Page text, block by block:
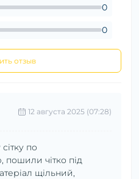
0
0
отзыв
12 августа 2025 (07:28)
по
пошили чітко під
щільний,